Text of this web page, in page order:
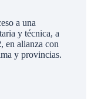
a una
y técnica, a
, en alianza con
y provincias.